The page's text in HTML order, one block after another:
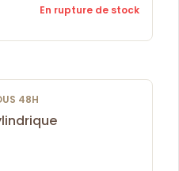
En rupture de stock
48H